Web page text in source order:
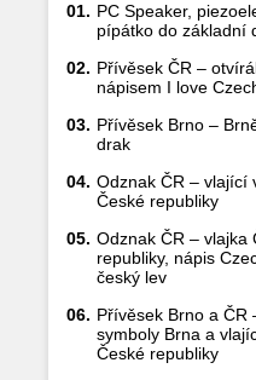
01. PC Speaker,
pípátko do základní
02. Přívěsek ČR –
nápisem I love
03. Přívěsek Brno –
drak
04. Odznak ČR – vlající
České republiky
05. Odznak ČR – vlajka
republiky, nápis
český lev
06. Přívěsek Brno a ČR
symboly Brna a
České republiky